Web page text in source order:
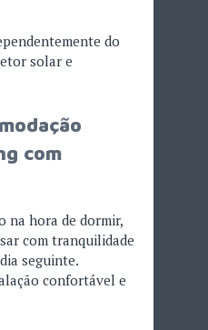
do
solar e
com
na hora de dormir,
com tranquilidade
seguinte.
confortável e